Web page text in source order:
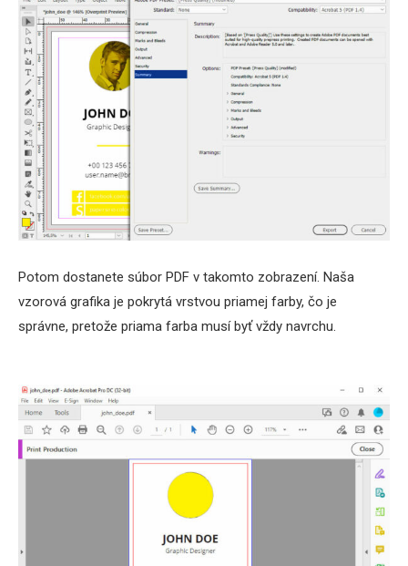
Potom dostanete súbor PDF v takomto zobrazení. Naša
vzorová grafika je pokrytá vrstvou priamej farby, čo je
správne, pretože priama farba musí byť vždy navrchu.